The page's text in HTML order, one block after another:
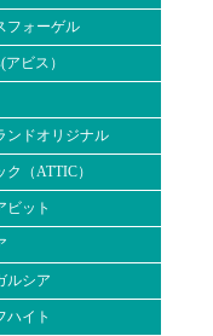
フォーゲル
アビス）
ンドオリジナル
ク（ATTIC）
ビット
ルシア
ハイト